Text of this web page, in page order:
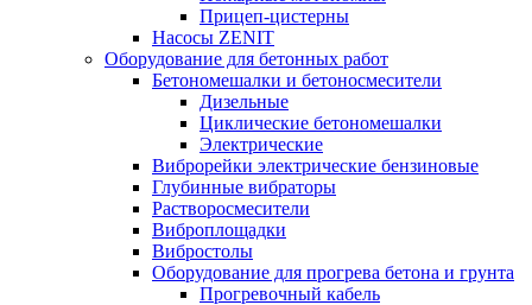
Прицеп-цистерны
Насосы ZENIT
Оборудование для бетонных работ
Бетономешалки и бетоносмесители
Дизельные
Циклические бетономешалки
Электрические
Виброрейки электрические бензиновые
Глубинные вибраторы
Растворосмесители
Виброплощадки
Вибростолы
Оборудование для прогрева бетона и грунта
Прогревочный кабель